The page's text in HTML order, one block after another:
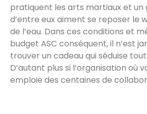
pratiquent les arts martiaux et un
d’entre eux aiment se reposer le
de l’eau. Dans ces conditions et
budget ASC conséquent, il n’est
trouver un cadeau qui séduise
D’autant plus si l’organisation où
emploie des centaines de